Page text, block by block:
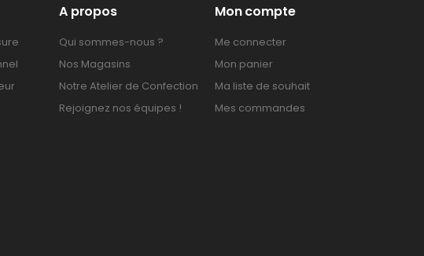
A propos
Qui sommes-nous ?
Nos Magasins
Notre Atelier de Confection
Rejoignez nos équipes !
Mon compte
Me connecter
Mon panier
Ma liste de souhait
Mes commandes